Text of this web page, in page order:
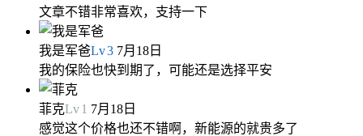
文章不错非常喜欢，支持一下
我是军爸Lv3 7月18日
我的保险也快到期了，可能还是选择平安
菲克Lv1 7月18日
感觉这个价格也还不错啊，新能源的就贵多了